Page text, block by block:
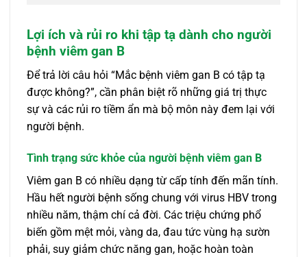
Lợi ích và rủi ro khi tập tạ dành cho người
bệnh viêm gan B
Để trả lời câu hỏi “Mắc bệnh viêm gan B có tập tạ
được không?”, cần phân biệt rõ những giá trị thực
sự và các rủi ro tiềm ẩn mà bộ môn này đem lại với
người bệnh.
Tình trạng sức khỏe của người bệnh viêm gan B
Viêm gan B có nhiều dạng từ cấp tính đến mãn tính.
Hầu hết người bệnh sống chung với virus HBV trong
nhiều năm, thậm chí cả đời. Các triệu chứng phổ
biến gồm mệt mỏi, vàng da, đau tức vùng hạ sườn
phải, suy giảm chức năng gan, hoặc hoàn toàn